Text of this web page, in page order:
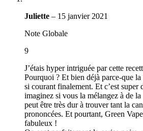
Juliette – 15 janvier 2021
Note Globale
9
J’étais hyper intriguée par cette
Pourquoi ? Et bien déjà parce-que la
si courant finalement. Et c’est super
imaginez si vous la mélangez à de
peut être très dur à trouver tant la
prononcées. Et pourtant, Green
fabuleux !